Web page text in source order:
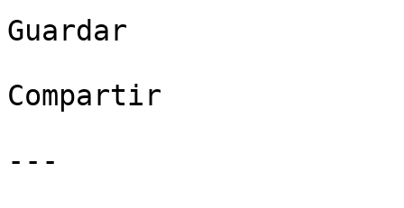
Guardar
Compartir
---